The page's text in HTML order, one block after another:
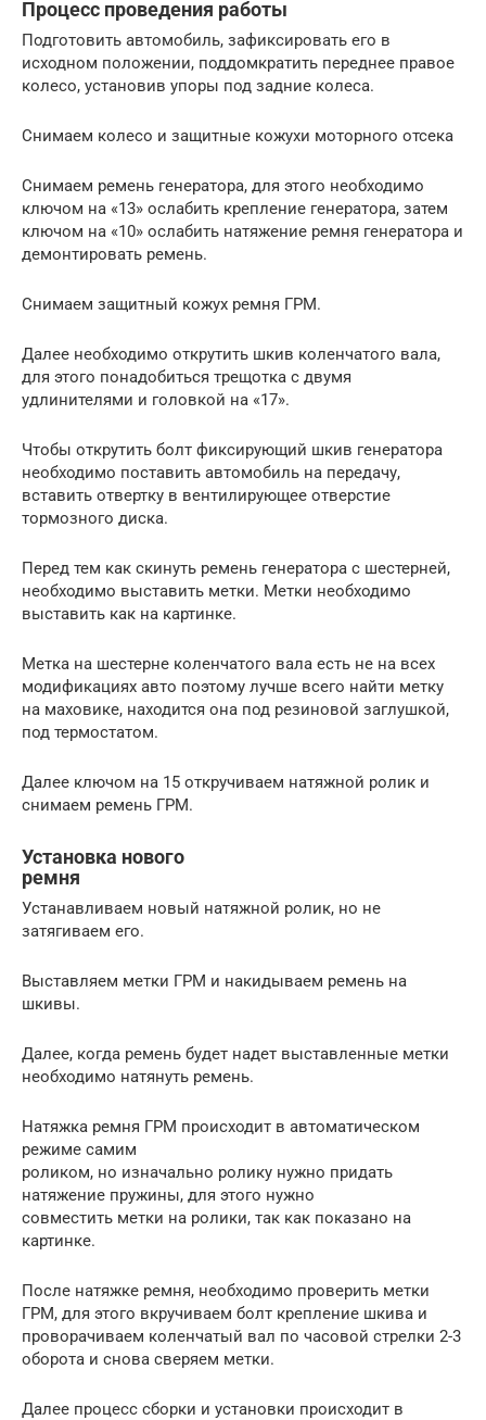
Процесс проведения работы
Подготовить автомобиль, зафиксировать его в
исходном положении, поддомкратить переднее правое
колесо, установив упоры под задние колеса.
Снимаем колесо и защитные кожухи моторного отсека
Снимаем ремень генератора, для этого необходимо
ключом на «13» ослабить крепление генератора, затем
ключом на «10» ослабить натяжение ремня генератора и
демонтировать ремень.
Снимаем защитный кожух ремня ГРМ.
Далее необходимо открутить шкив коленчатого вала,
для этого понадобиться трещотка с двумя
удлинителями и головкой на «17».
Чтобы открутить болт фиксирующий шкив генератора
необходимо поставить автомобиль на передачу,
вставить отвертку в вентилирующее отверстие
тормозного диска.
Перед тем как скинуть ремень генератора с шестерней,
необходимо выставить метки. Метки необходимо
выставить как на картинке.
Метка на шестерне коленчатого вала есть не на всех
модификациях авто поэтому лучше всего найти метку
на маховике, находится она под резиновой заглушкой,
под термостатом.
Далее ключом на 15 откручиваем натяжной ролик и
снимаем ремень ГРМ.
Установка нового
ремня
Устанавливаем новый натяжной ролик, но не
затягиваем его.
Выставляем метки ГРМ и накидываем ремень на
шкивы.
Далее, когда ремень будет надет выставленные метки
необходимо натянуть ремень.
Натяжка ремня ГРМ происходит в автоматическом
режиме самим
роликом, но изначально ролику нужно придать
натяжение пружины, для этого нужно
совместить метки на ролики, так как показано на
картинке.
После натяжке ремня, необходимо проверить метки
ГРМ, для этого вкручиваем болт крепление шкива и
проворачиваем коленчатый вал по часовой стрелки 2-3
оборота и снова сверяем метки.
Далее процесс сборки и установки происходит в